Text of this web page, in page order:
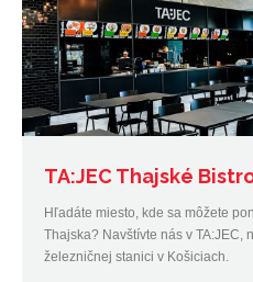
TA:JEC Thajské
Hľadáte miesto, kde sa môžete
Thajska? Navštívte nás v TA:JEC,
železničnej stanici v Košiciach.